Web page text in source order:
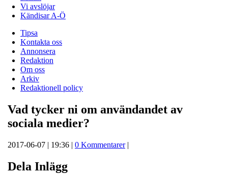
Vi avslöjar
Kändisar A-Ö
Tipsa
Kontakta oss
Annonsera
Redaktion
Om oss
Arkiv
Redaktionell policy
Vad tycker ni om användandet av
sociala medier?
2017-06-07 | 19:36 | 0 Kommentarer|
Dela Inlägg